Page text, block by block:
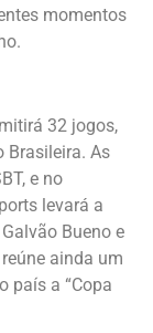
momentos
32 jogos,
Brasileira. As
e no
levará a
Bueno e
ainda um
país a “Copa